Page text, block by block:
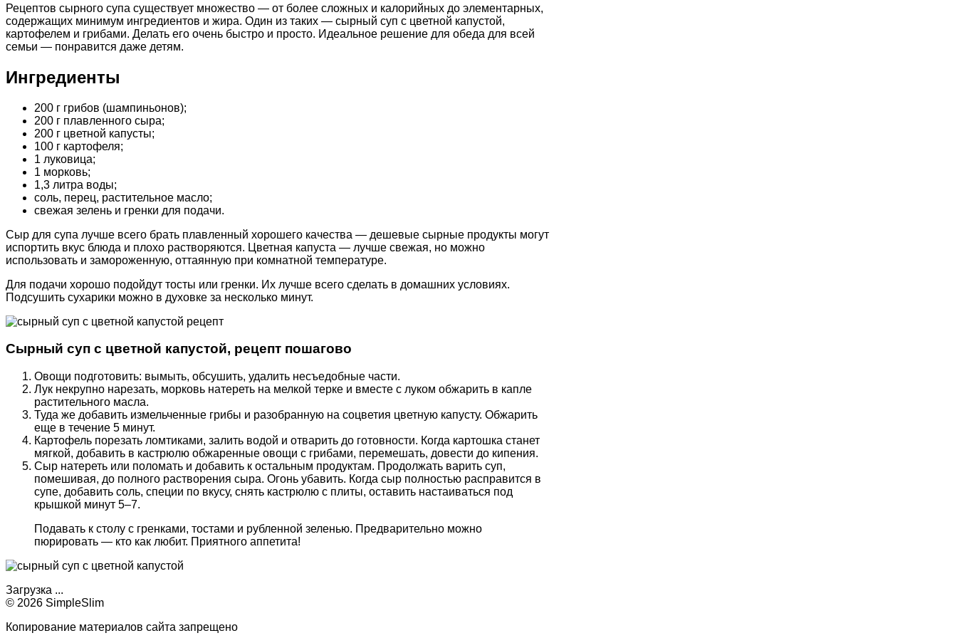
Рецептов сырного супа существует множество — от более сложных и калорийных до элементарных,
содержащих минимум ингредиентов и жира. Один из таких — сырный суп с цветной капустой,
картофелем и грибами. Делать его очень быстро и просто. Идеальное решение для обеда для всей
семьи — понравится даже детям.
Ингредиенты
200 г грибов (шампиньонов);
200 г плавленного сыра;
200 г цветной капусты;
100 г картофеля;
1 луковица;
1 морковь;
1,3 литра воды;
соль, перец, растительное масло;
свежая зелень и гренки для подачи.
Сыр для супа лучше всего брать плавленный хорошего качества — дешевые сырные продукты могут
испортить вкус блюда и плохо растворяются. Цветная капуста — лучше свежая, но можно
использовать и замороженную, оттаянную при комнатной температуре.
Для подачи хорошо подойдут тосты или гренки. Их лучше всего сделать в домашних условиях.
Подсушить сухарики можно в духовке за несколько минут.
Сырный суп с цветной капустой, рецепт пошагово
Овощи подготовить: вымыть, обсушить, удалить несъедобные части.
Лук некрупно нарезать, морковь натереть на мелкой терке и вместе с луком обжарить в капле
растительного масла.
Туда же добавить измельченные грибы и разобранную на соцветия цветную капусту. Обжарить
еще в течение 5 минут.
Картофель порезать ломтиками, залить водой и отварить до готовности. Когда картошка станет
мягкой, добавить в кастрюлю обжаренные овощи с грибами, перемешать, довести до кипения.
Сыр натереть или поломать и добавить к остальным продуктам. Продолжать варить суп,
помешивая, до полного растворения сыра. Огонь убавить. Когда сыр полностью расправится в
супе, добавить соль, специи по вкусу, снять кастрюлю с плиты, оставить настаиваться под
крышкой минут 5–7.
Подавать к столу с гренками, тостами и рубленной зеленью. Предварительно можно
пюрировать — кто как любит. Приятного аппетита!
Загрузка ...
© 2026 SimpleSlim
Копирование материалов сайта запрещено